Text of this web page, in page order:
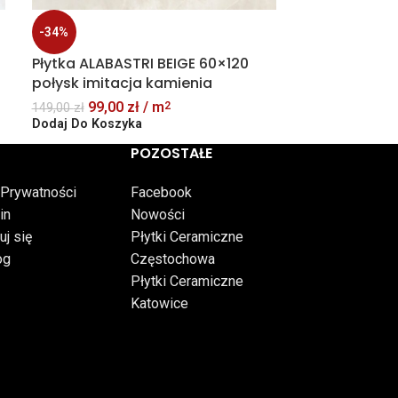
-34%
Płytka ALABASTRI BEIGE 60×120
połysk imitacja kamienia
149,00zł 99,00 zł / m2
Dodaj Do Koszyka
się
POZOSTAŁE
Facebook
Nowości
Płytki Ceramiczne
Częstochowa
Płytki Ceramiczne
Katowice